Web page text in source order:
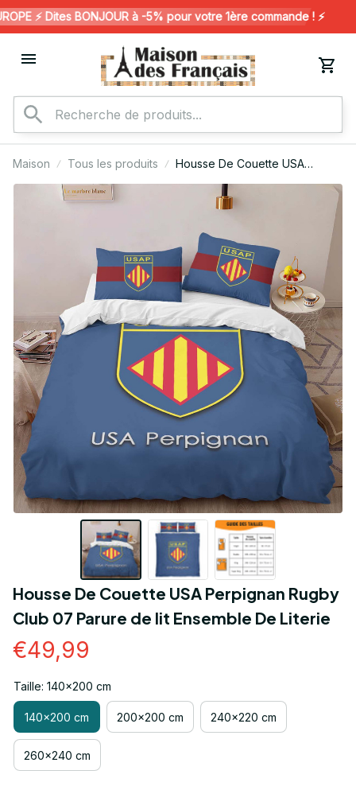
⚡️ Dites BONJOUR à -5% pour votre 1ère commande ! ⚡️
Maison Tous les produits
Housse De Couette USA
Perpignan Rugby Club 07
Parure de lit Ensemble De
Housse De Couette USA Perpignan Rugby
Club 07 Parure de lit Ensemble De Literie
€49,99
Taille: 140x200 cm
140x200 cm 200x200 cm 240x220 cm
260x240 cm